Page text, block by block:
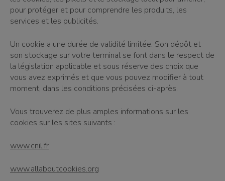
pour protéger et pour comprendre les produits, les
services et les publicités.
Un cookie a une durée de validité limitée. Son dépôt et
son stockage sur votre terminal se font dans le respect de
la législation applicable et sous réserve des choix que
vous avez exprimés et que vous pouvez modifier à tout
moment, dans les conditions précisées ci-après.
Vous trouverez de plus amples informations sur les
cookies sur les sites suivants :
www.cnil.fr
www.allaboutcookies.org